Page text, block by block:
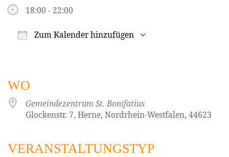
18:00 - 22:00
Zum Kalender hinzufügen
WO
Gemeindezentrum St. Bonifatius
Glockenstr. 7, Herne, Nordrhein-Westfalen, 44623
VERANSTALTUNGSTYP